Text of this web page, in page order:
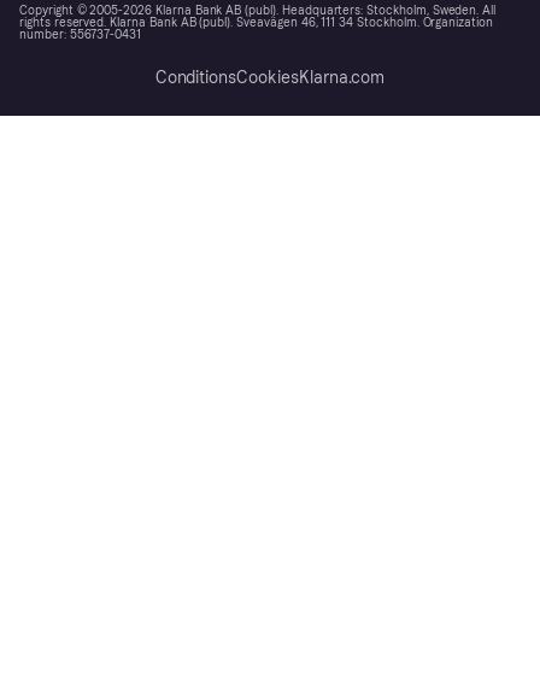
Copyright © 2005-2026 Klarna Bank AB (publ). Headquarters: Stockholm, Sweden. All
rights reserved. Klarna Bank AB (publ). Sveavägen 46, 111 34 Stockholm. Organization
number: 556737-0431
ConditionsCookiesKlarna.com